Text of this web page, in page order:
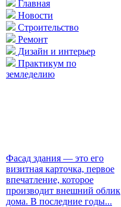
Главная
Новости
Строительство
Ремонт
Дизайн и интерьер
Практикум по
земледелию
Фасад здания — это его
визитная карточка, первое
впечатление, которое
производит внешний облик
дома. В последние годы...